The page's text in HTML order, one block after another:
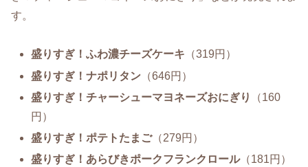
す。
盛りすぎ！ふわ濃チーズケーキ （319円）
盛りすぎ！ナポリタン （646円）
盛りすぎ！チャーシューマヨネーズおにぎり
（160
円）
盛りすぎ！ポテトたまご（279円）
盛りすぎ！あらびきポークフランクロール（181円）